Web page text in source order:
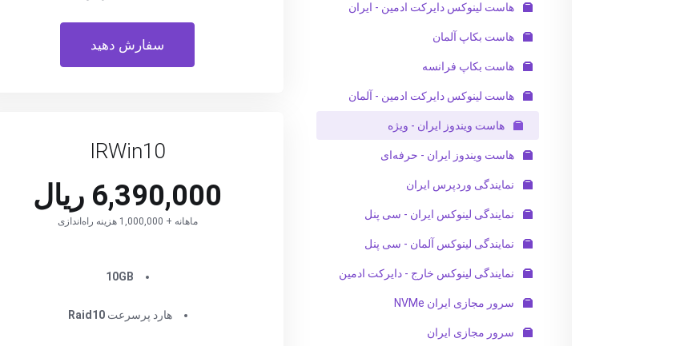
هاست لینوکس دایرکت ادمین - ایران
هاست بکاپ آلمان
هاست بکاپ فرانسه
هاست لینوکس دایرکت ادمین - آلمان
هاست ویندوز ایران - ویژه
هاست ویندوز ایران - حرفه‌ای
نمایندگی وردپرس ایران
نمایندگی لینوکس ایران - سی پنل
نمایندگی لینوکس آلمان - سی پنل
نمایندگی لینوکس خارج - دایرکت ادمین
سرور مجازی ایران NVMe
سرور مجازی ایران
سفارش دهید
IRWin10
6,390,000 ریال
ماهانه + 1,000,000 هزینه راه‌اندازی
10GB
هارد پرسرعتRaid10